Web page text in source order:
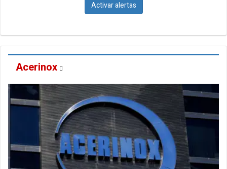
Activar alertas
Acerinox